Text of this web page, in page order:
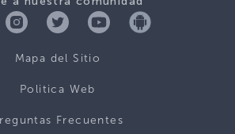
Mapa del Sitio
Politica Web
Frecuentes